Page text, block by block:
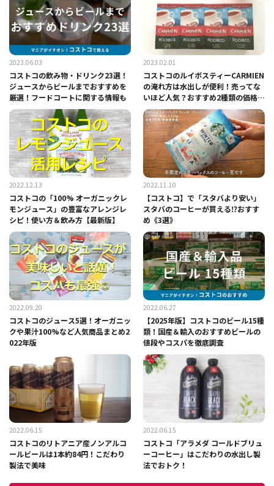
2023.06.03
コストコの飲み物・ドリンク23選！
ジュースからビールまでおすすめを
厳選！フードコートに関する情報も
2023.02.01
コストコのルイボスティーCARMIEN
の淹れ方は水出しが便利！売ってな
いほど人気？おすすめ2種類の価格比
較
2022.12.13
コストコの「100% オーガニックレ
モンジュース」の豊富なアレンジレ
シピ！使い方＆飲み方【最新版】
2022.11.10
【コストコ】で「スタバより安い」
スタバのコーヒーが買える⁉おすす
め《3選》
2022.09.20
コストコのジュース5選！オーガニッ
クや果汁100%など人気商品まとめ2
022年版
2022.06.27
【2025年版】コストコのビール15種
類！国産＆輸入のおすすめビールの
値段やコスパを徹底調査
2022.06.15
コストコのリトアニア産ノンアルコ
ールビールは1本約84円！こだわり
製法で美味
2022.06.15
コストコ「アラメダ コールドブリュ
ーコーヒー」はこだわりの水出し製
法でおトク！